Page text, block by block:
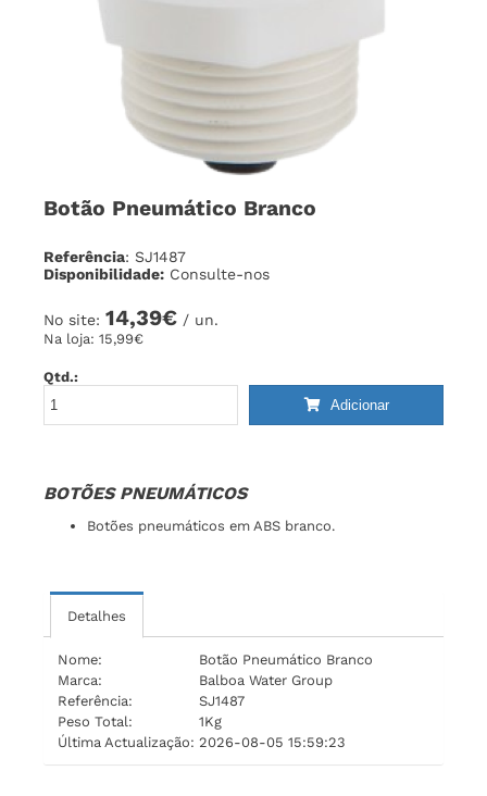
Botão Pneumático Branco
Referência: SJ1487
Disponibilidade: Consulte-nos
No site: 14,39€ / un.
Na loja: 15,99€
Qtd.:
Adicionar
BOTÕES PNEUMÁTICOS
Botões pneumáticos em ABS branco.
Detalhes
Nome:
Botão Pneumático Branco
Marca:
Balboa Water Group
Referência:
SJ1487
Peso Total:
1Kg
Última Actualização: 2026-08-05 15:59:23